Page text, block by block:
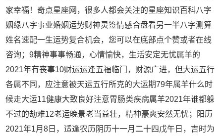
家幸福！奇点星座网，很多人都会关注的星座知识百科八字
姻缘八字事业婚姻运势财神灵签情感合盘看另一半八字测算
姓名速配一生运势复合机会，您可以在底部点个赞或者在线
咨询；9精神事事畅通，心情愉快，生活安定无忧属羊的
2021年有丧事10财运运逢五福临门，财源广进，但大运五行
各属不同，应注意被天运五行所克的大运期79年属羊什么时
候走大运11健康大致良好注意胃肠类疾病属羊2021年谁都躲
不过的劫难12老运晚景老当益壮，精神豪爽安然无忧；阳历
2021年1月8日，适逢农历阴历十一月二十四戊午日，吉时为